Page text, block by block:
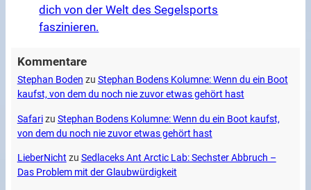
dich von der Welt des Segelsports
faszinieren.
Kommentare
Stephan Boden zu Stephan Bodens Kolumne: Wenn du ein Boot
kaufst, von dem du noch nie zuvor etwas gehört hast
Safarizu Stephan Bodens Kolumne: Wenn du ein Boot kaufst,
von dem du noch nie zuvor etwas gehört hast
LieberNicht zu Sedlaceks Ant Arctic Lab: Sechster Abbruch –
Das Problem mit der Glaubwürdigkeit